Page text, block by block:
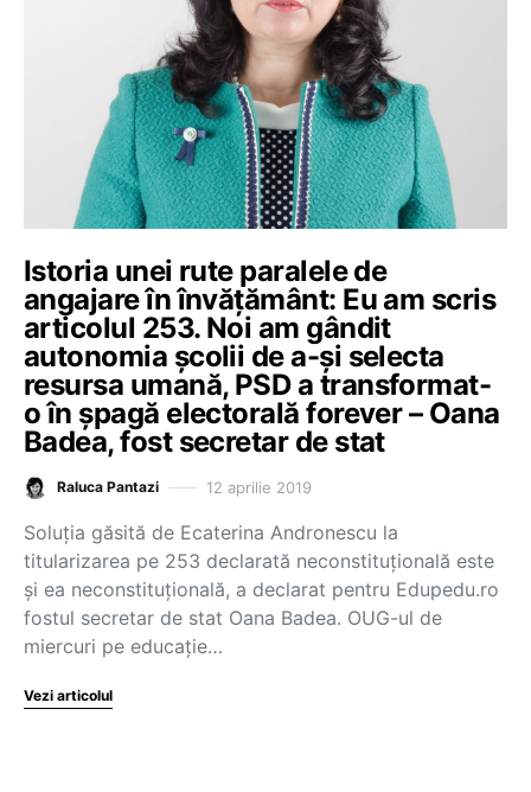
Istoria unei rute paralele de
angajare în învățământ: Eu am scris
articolul 253. Noi am gândit
autonomia școlii de a-și selecta
resursa umană, PSD a transformat-
o în șpagă electorală forever – Oana
Badea, fost secretar de stat
Raluca Pantazi 12 aprilie 2019
Soluția găsită de Ecaterina Andronescu la
titularizarea pe 253 declarată neconstituțională este
și ea neconstituțională, a declarat pentru Edupedu.ro
fostul secretar de stat Oana Badea. OUG-ul de
miercuri pe educație…
Vezi articolul